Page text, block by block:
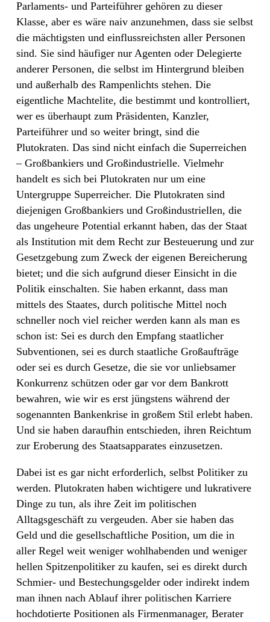
Parlaments- und Parteiführer gehören zu dieser
Klasse, aber es wäre naiv anzunehmen, dass sie selbst
die mächtigsten und einflussreichsten aller Personen
sind. Sie sind häufiger nur Agenten oder Delegierte
anderer Personen, die selbst im Hintergrund bleiben
und außerhalb des Rampenlichts stehen. Die
eigentliche Machtelite, die bestimmt und kontrolliert,
wer es überhaupt zum Präsidenten, Kanzler,
Parteiführer und so weiter bringt, sind die
Plutokraten. Das sind nicht einfach die Superreichen
– Großbankiers und Großindustrielle. Vielmehr
handelt es sich bei Plutokraten nur um eine
Untergruppe Superreicher. Die Plutokraten sind
diejenigen Großbankiers und Großindustriellen, die
das ungeheure Potential erkannt haben, das der Staat
als Institution mit dem Recht zur Besteuerung und zur
Gesetzgebung zum Zweck der eigenen Bereicherung
bietet; und die sich aufgrund dieser Einsicht in die
Politik einschalten. Sie haben erkannt, dass man
mittels des Staates, durch politische Mittel noch
schneller noch viel reicher werden kann als man es
schon ist: Sei es durch den Empfang staatlicher
Subventionen, sei es durch staatliche Großaufträge
oder sei es durch Gesetze, die sie vor unliebsamer
Konkurrenz schützen oder gar vor dem Bankrott
bewahren, wie wir es erst jüngstens während der
sogenannten Bankenkrise in großem Stil erlebt haben.
Und sie haben daraufhin entschieden, ihren Reichtum
zur Eroberung des Staatsapparates einzusetzen.
Dabei ist es gar nicht erforderlich, selbst Politiker zu
werden. Plutokraten haben wichtigere und lukrativere
Dinge zu tun, als ihre Zeit im politischen
Alltagsgeschäft zu vergeuden. Aber sie haben das
Geld und die gesellschaftliche Position, um die in
aller Regel weit weniger wohlhabenden und weniger
hellen Spitzenpolitiker zu kaufen, sei es direkt durch
Schmier- und Bestechungsgelder oder indirekt indem
man ihnen nach Ablauf ihrer politischen Karriere
hochdotierte Positionen als Firmenmanager, Berater